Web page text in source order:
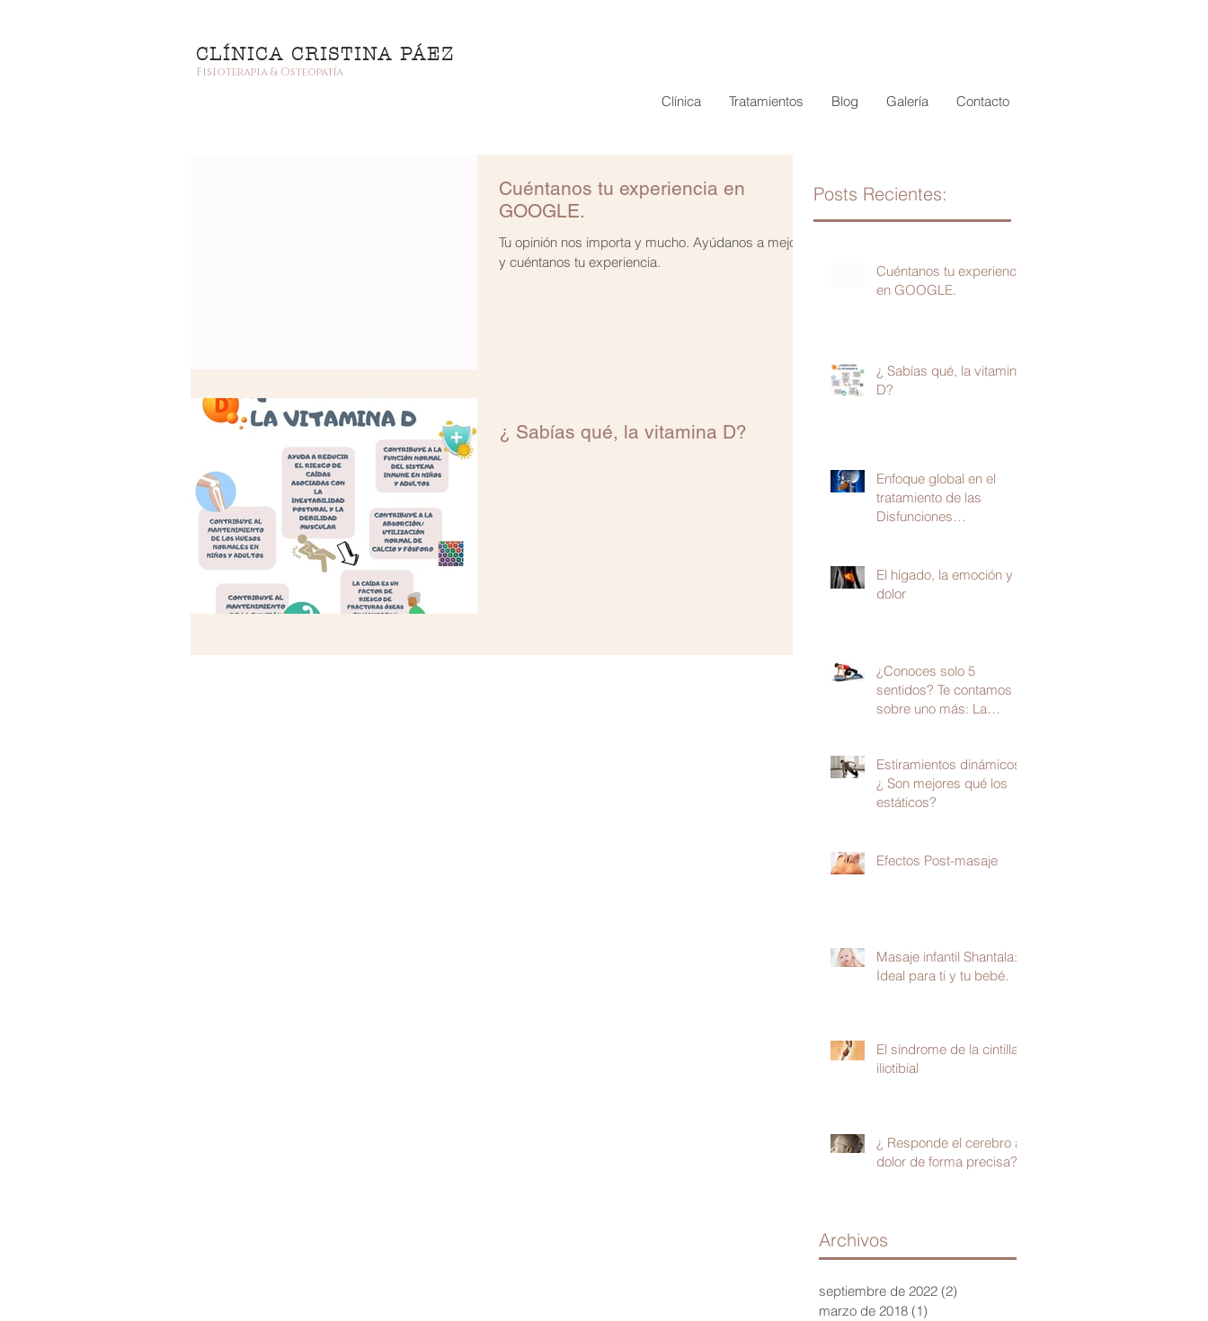
CLÍNICA CRISTINA PÁEZ
Fisioterapia & Osteopatía
Clínica Tratamientos Blog Galería Contacto
Cuéntanos tu experiencia en
GOOGLE.
Tu opinión nos importa y mucho. Ayúdanos a mejorar
y cuéntanos tu experiencia.
¿ Sabías qué, la vitamina D?
Posts Recientes:
Cuéntanos tu experiencia
en GOOGLE.
¿ Sabías qué, la vitamina
D?
Enfoque global en el
tratamiento de las
Disfunciones
El hígado, la emoción y el
dolor
¿Conoces solo 5
sentidos? Te contamos
sobre uno más: La
Estiramientos dinámicos,
¿ Son mejores qué los
estáticos?
Efectos Post-masaje
Masaje infantil Shantala:
Ideal para ti y tu bebé.
El síndrome de la cintilla
iliotibial
¿ Responde el cerebro al
dolor de forma precisa?
Archivos
septiembre de 2022 (2)
marzo de 2018 (1)